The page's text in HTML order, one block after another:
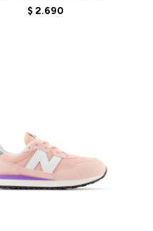
BLUE/WHITE
$ 2.690